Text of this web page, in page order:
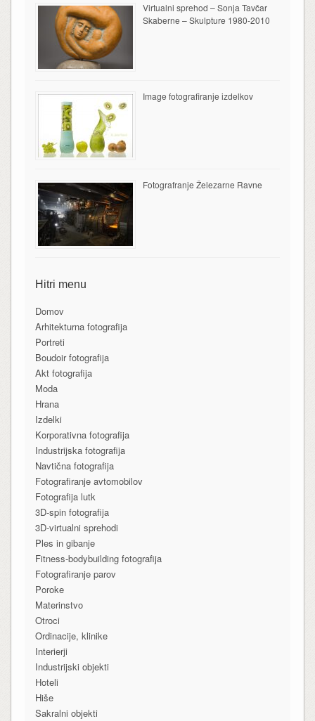
Virtualni sprehod – Sonja Tavčar
Skaberne – Skulpture 1980-2010
Image fotografiranje izdelkov
Fotografranje Železarne Ravne
Hitri menu
Domov
Arhitekturna fotografija
Portreti
Boudoir fotografija
Akt fotografija
Moda
Hrana
Izdelki
Korporativna fotografija
Industrijska fotografija
Navtična fotografija
Fotografiranje avtomobilov
Fotografija lutk
3D-spin fotografija
3D-virtualni sprehodi
Ples in gibanje
Fitness-bodybuilding fotografija
Fotografiranje parov
Poroke
Materinstvo
Otroci
Ordinacije, klinike
Interierji
Industrijski objekti
Hoteli
Hiše
Sakralni objekti